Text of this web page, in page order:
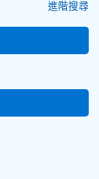
進階搜尋